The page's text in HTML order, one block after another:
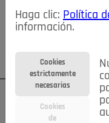
TABLÓN DE ANUNCIOS
NOSOTROS
Su cuenta
Haga clic: Política
información.
Cookies
estrictamente
necesarias
Cookies
de